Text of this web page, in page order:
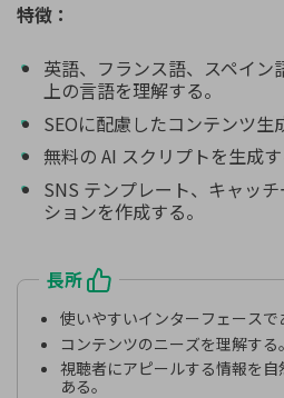
特徴：
英語、フランス語、スペイン
上の言語を理解する。
SEOに配慮したコンテンツ生
無料の AI スクリプトを生成す
SNS テンプレート、キャッ
ションを作成する。
長所
使いやすいインターフェースで
コンテンツのニーズを理解する。
視聴者にアピールする情報を
ある。